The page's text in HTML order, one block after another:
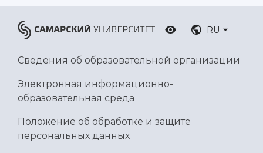
RU
Сведения об образовательной организации
Электронная информационно-
образовательная среда
Положение об обработке и защите
персональных данных